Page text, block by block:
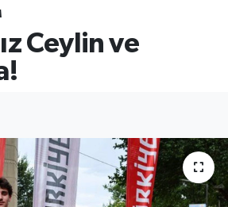
Ceylin ve